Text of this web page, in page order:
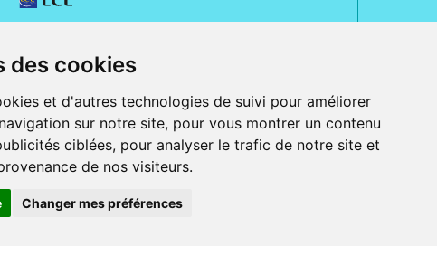
des cookies
et d'autres technologies de suivi pour améliorer
sur notre site, pour vous montrer un contenu
ciblées, pour analyser le trafic de notre site et
de nos visiteurs.
Changer mes préférences
, 32 rue Jeanne d' Harcourt, 80300 Albert.
sans ordonnance.
à l' étranger).
iPad et iPod touch), ou sur Google Play (pour Androïd 5.0 ou version
Express, Bancontact, PayPal.